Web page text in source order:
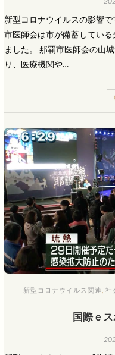
新型コロナウイルスの影響
市医師会は市が備蓄してい
ました。 那覇市医師会の山
り、医療機関や…
新型コロナウイルス関連 社
国際ｅ